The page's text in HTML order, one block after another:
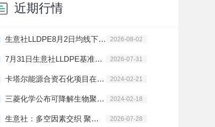
近期行情
生意社LLDPE8月2日均线下穿 均差为-33.83元/吨 2026-08-02
7月31日生意社LLDPE基准价为8243.33元/吨 2026-07-31
卡塔尔能源合资石化项目在拉斯拉凡投建 2024-02-21
三菱化学公布可降解生物聚酯树脂新材料 2024-02-18
生意社：多空因素交织 聚乙烯高位震荡 2026-07-28